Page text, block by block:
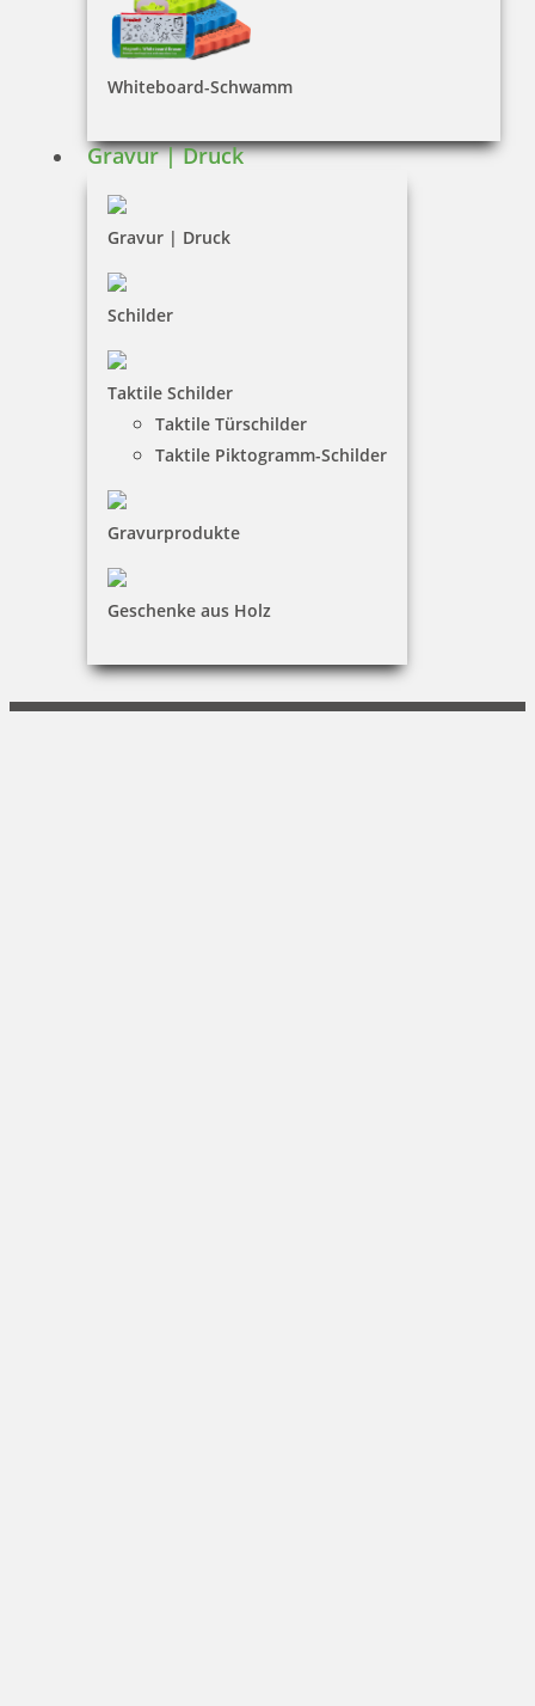
Whiteboard-Schwamm
Gravur | Druck
Gravur | Druck
Schilder
Taktile Schilder
Taktile Türschilder
Taktile Piktogramm-Schilder
Gravurprodukte
Geschenke aus Holz
Widerruf
Barrierefreiheit
Vertrag widerrufen
Mein Konto
KONTAKT
SCHIEDT Büro + Computer
Arne Schiedt
(03528) 4040-0